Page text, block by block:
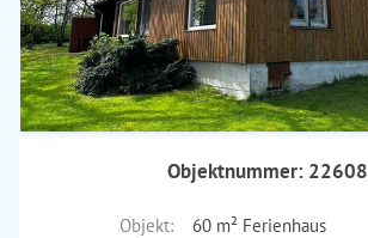
Objektnummer: 22608
Objekt:
60 m² Ferienhaus